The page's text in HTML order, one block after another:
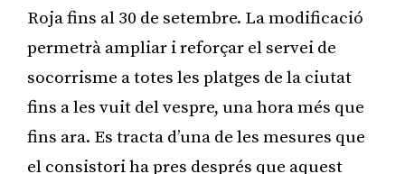
Roja fins al 30 de setembre. La modificació
permetrà ampliar i reforçar el servei de
socorrisme a totes les platges de la ciutat
fins a les vuit del vespre, una hora més que
fins ara. Es tracta d’una de les mesures que
el consistori ha pres després que aquest